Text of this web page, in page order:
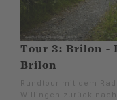
Tour 3: Brilon -
Brilon
Rundtour mit dem
Willingen zurück